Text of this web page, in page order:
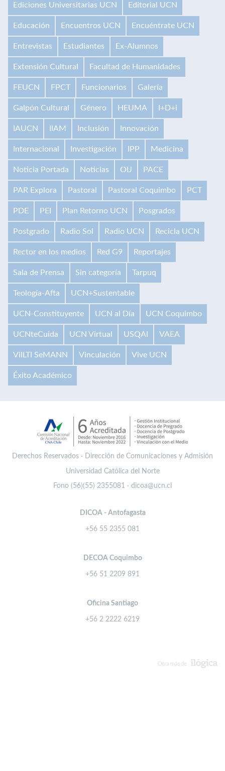
Ediciones Universitarias UCN Editorial UCN
Educación Encuentros UCN Encuéntrate UCN
Entrevistas Estudiantes Ex-Alumnos
Extensión Cultural Facultad de Humanidades
FEUCN FPCT Funcionarios Galería
Galpón Cultural Género HEUMA I+D+i
IAUCN IIAM Inclusión Innovación
Internacional Investigación IPP Medicina
Noticia Portada Noticias OIJ PACE
PAR Explora Pastoral Pastoral Coquimbo PCT
PDE PEI Plan Retorno UCN Posgrados
Postgrado Radio Sol Radio UCN Recicla UCN
Rector en los medios Red G9 Reportajes
Sala de Prensa Sin categoría Tarpuq
Teología-Afta UCN+Sustentable
UCN-Constituyente UCN al Día UCN Coquimbo
UCNteCuida UCN Virtual USQAI VAEA
VilLTI SeMANN Vinculación Vive UCN
Éxito Académico
Derechos Reservados · Dirección de Comunicaciones y Admisión
Universidad Católica del Norte
Fono (56)(55) 2355081 · dicoa@ucn.cl
DICOA - Antofagasta
+56 55 2355 081
DECOA Coquimbo
+56 51 2209 891
Oficina Santiago
+56 2 2222 6219